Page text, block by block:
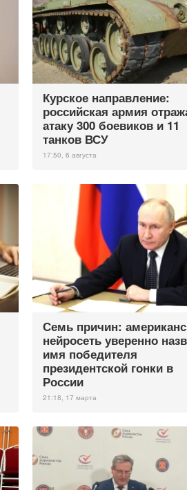
Курское направление:
российская армия
атаку 300 боевиков и 11
танков ВСУ
17:50, 6 августа
Семь причин:
нейросеть уверенно
имя победителя
президентской гонки в
России
21:18, 17 марта